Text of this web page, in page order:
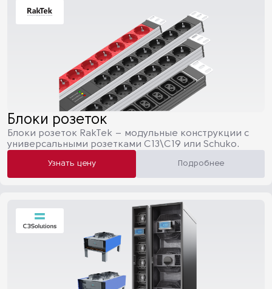
Блоки розеток
Блоки розеток RakTek – модульные конструкции с
универсальными розетками C13\C19 или Schuko.
Узнать цену Подробнее